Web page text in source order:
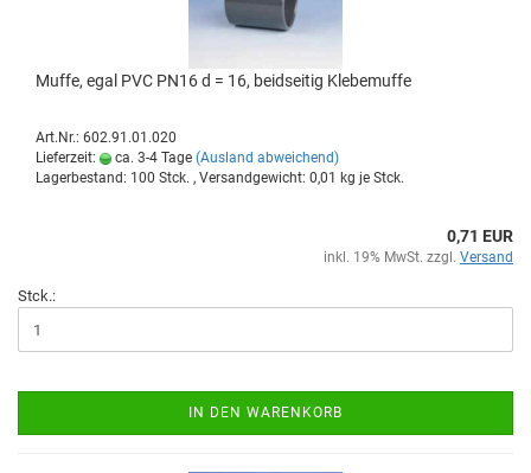
Muffe, egal PVC PN16 d = 16, beid­sei­tig Kle­be­muf­fe
Art.Nr.: 602.91.01.020
Lieferzeit:
ca. 3-4 Tage (Ausland abweichend)
Lagerbestand: 100 Stck. , Versandgewicht: 0,01 kg je Stck.
0,71 EUR
inkl. 19% MwSt. zzgl. Versand
Stck.:
IN DEN WARENKORB